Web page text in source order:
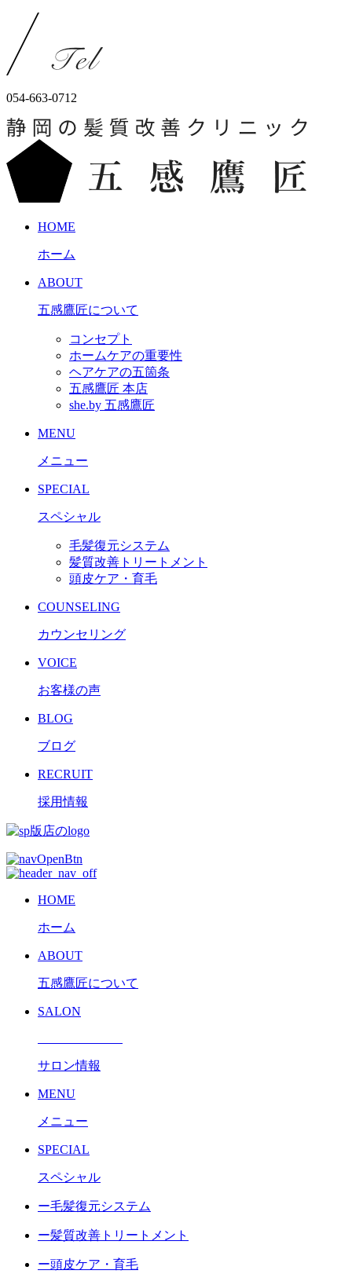
054-663-0712
HOME
ホーム
ABOUT
五感鷹匠について
コンセプト
ホームケアの重要性
ヘアケアの五箇条
五感鷹匠 本店
she.by 五感鷹匠
MENU
メニュー
SPECIAL
スペシャル
毛髪復元システム
髪質改善トリートメント
頭皮ケア・育毛
COUNSELING
カウンセリング
VOICE
お客様の声
BLOG
ブログ
RECRUIT
採用情報
HOME
ホーム
ABOUT
五感鷹匠について
SALON
サロン情報
MENU
メニュー
SPECIAL
スペシャル
ー毛髪復元システム
ー髪質改善トリートメント
ー頭皮ケア・育毛